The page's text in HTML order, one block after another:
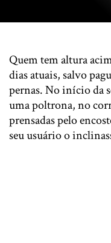
Quem tem altura
dias atuais, salvo
pernas. No início da
uma poltrona, no
prensadas pelo
seu usuário o